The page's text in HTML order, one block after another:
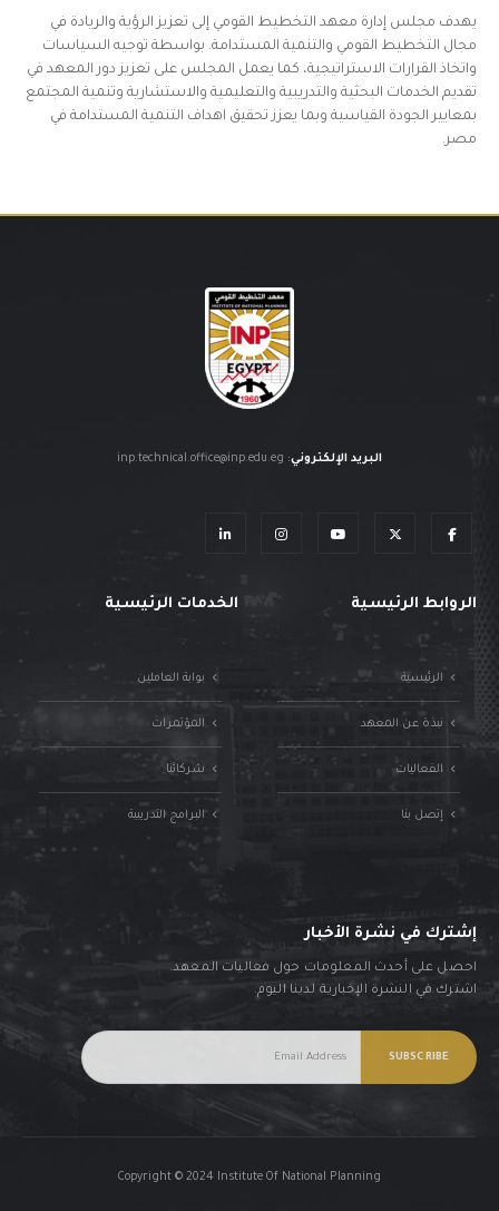
يهدف مجلس إدارة معهد التخطيط القومي إلى تعزيز الرؤية والريادة في
مجال التخطيط القومي والتنمية المستدامة. بواسطة توجيه السياسات
واتخاذ القرارات الاستراتيجية، كما يعمل المجلس على تعزيز دور المعهد في
تقديم الخدمات البحثية والتدريبية والتعليمية والاستشارية وتنمية المجتمع
بمعايير الجودة القياسية وبما يعزز تحقيق اهداف التنمية المستدامة في
مصر.
البريد الإلكتروني:
inp.technical.office@inp.edu.eg
الروابط الرئيسية
الرئيسية
نبذة عن المعهد
الفعاليات
إتصل بنا
الخدمات الرئيسية
بوابة العاملين
المؤتمرات
شركائنا
البرامج التدريبية
إشترك في نشرة الأخبار
احصل على أحدث المعلومات حول فعاليات المعهد.
اشترك في النشرة الإخبارية لدينا اليوم.
Copyright © 2024 Institute Of National Planning